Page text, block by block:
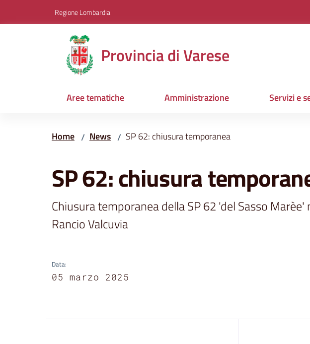
Regione Lombardia
Provincia di Varese
Aree tematiche Amministrazione Servizi e
Home / News / SP 62: chiusura temporanea
SP 62: chiusura
Chiusura temporanea della SP 62 'del Sasso
Rancio Valcuvia
Data:
05 marzo 2025